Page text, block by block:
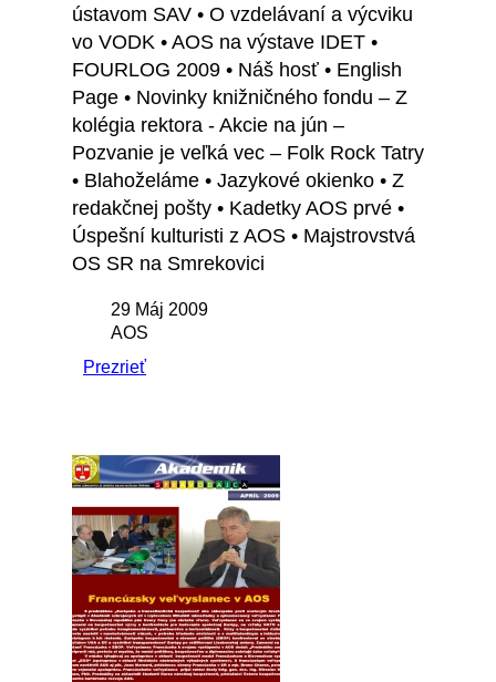
ústavom SAV • O vzdelávaní a výcviku
vo VODK • AOS na výstave IDET •
FOURLOG 2009 • Náš hosť • English
Page • Novinky knižničného fondu – Z
kolégia rektora - Akcie na jún –
Pozvanie je veľká vec – Folk Rock Tatry
• Blahoželáme • Jazykové okienko • Z
redakčnej pošty • Kadetky AOS prvé •
Úspešní kulturisti z AOS • Majstrovstvá
OS SR na Smrekovici
29 Máj 2009
AOS
Prezrieť